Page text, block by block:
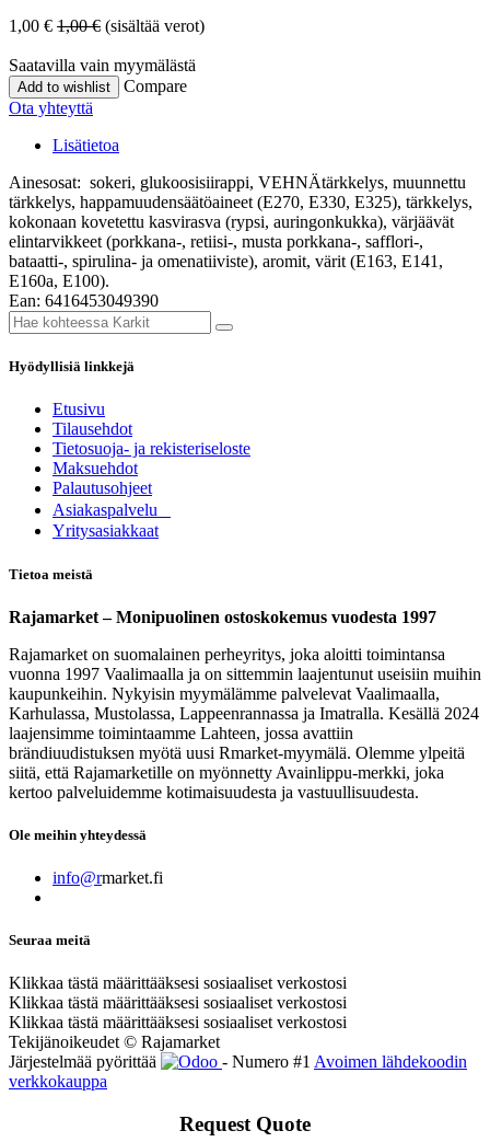
1,00 € 1,00€ (sisältää verot)
Saatavilla vain myymälästä
Add to wishlist
Compare
Ota yhteyttä
Lisätietoa
Ainesosat: sokeri, glukoosisiirappi, VEHNÄtärkkelys, muunnettu
tärkkelys, happamuudensäätöaineet (E270, E330, E325), tärkkelys,
kokonaan kovetettu kasvirasva (rypsi, auringonkukka), värjäävät
elintarvikkeet (porkkana-, retiisi-, musta porkkana-, safflori-,
bataatti-, spirulina- ja omenatiiviste), aromit, värit (E163, E141,
E160a, E100).
Ean: 6416453049390
Hyödyllisiä linkkejä
Etusivu
Tilausehdot
Tietosuoja- ja rekisteriseloste
Maksuehdot
Palautusohjeet
Asia​k​aspalvelu
​Yritysasiakkaat
Tietoa meistä
Rajamarket – Monipuolinen ostoskokemus vuodesta 1997
Rajamarket on suomalainen perheyritys, joka aloitti toimintansa
vuonna 1997 Vaalimaalla ja on sittemmin laajentunut useisiin muihin
kaupunkeihin. Nykyisin myymälämme palvelevat Vaalimaalla,
Karhulassa, Mustolassa, Lappeenrannassa ja Imatralla. Kesällä 2024
laajensimme toimintaamme Lahteen, jossa avattiin
brändiuudistuksen myötä uusi Rmarket-myymälä. Olemme ylpeitä
siitä, että Rajamarketille on myönnetty Avainlippu-merkki, joka
kertoo palveluidemme kotimaisuudesta ja vastuullisuudesta.
Ole meihin yhteydessä
info@rmarket.fi
Seuraa meitä
Klikkaa tästä määrittääksesi sosiaaliset verkostosi
Klikkaa tästä määrittääksesi sosiaaliset verkostosi
Klikkaa tästä määrittääksesi sosiaaliset verkostosi
Tekijänoikeudet © Rajamarket
Järjestelmää pyörittää
- Numero #1 Avoimen lähdekoodin
verkkokauppa
Request Quote